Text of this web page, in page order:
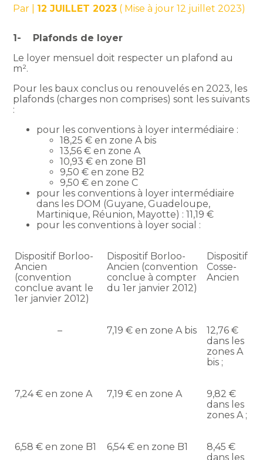
Par 12 JUILLET 2023 ( Mise à jour 12 juillet 2023)
1- Plafonds de loyer
Le loyer mensuel doit respecter un plafond au
m².
Pour les baux conclus ou renouvelés en 2023, les
plafonds (charges non comprises) sont les suivants
:
pour les conventions à loyer intermédiaire :
18,25 € en zone A bis
13,56 € en zone A
10,93 € en zone B1
9,50 € en zone B2
9,50 € en zone C
pour les conventions à loyer intermédiaire
dans les DOM (Guyane, Guadeloupe,
Martinique, Réunion, Mayotte) : 11,19 €
pour les conventions à loyer social :
Dispositif Borloo-
Ancien
(convention
conclue avant le
1er janvier 2012)
Dispositif Borloo-
Ancien (convention
conclue à compter
du 1er janvier 2012)
Dispositif
Cosse-
Ancien
– 7,19 € en zone A bis
12,76 €
dans les
zones A
bis ;
7,24 € en zone A 7,19 € en zone A
9,82 €
dans les
zones A ;
6,58 € en zone B1 6,54 € en zone B1
8,45 €
dans les